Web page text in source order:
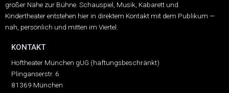
großer Nähe zur Bühne. Schauspiel, Musik, Kabarett und
Kindertheater entstehen hier in direktem Kontakt mit dem Publikum —
nah, persönlich und mitten im Viertel.
KONTAKT
Hoftheater München gUG (haftungsbeschränkt)
Plinganserstr. 6
81369 München